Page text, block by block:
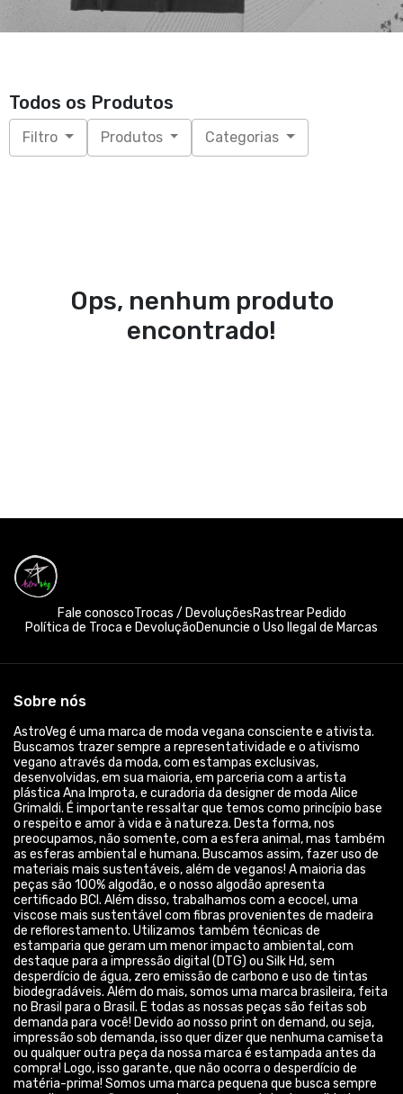
Todos os Produtos
Filtro Produtos Categorias
Ops, nenhum produto
encontrado!
Fale conoscoTrocas / DevoluçõesRastrear Pedido
Política de Troca e DevoluçãoDenuncie o Uso Ilegal de Marcas
Sobre nós
AstroVeg é uma marca de moda vegana consciente e ativista.
Buscamos trazer sempre a representatividade e o ativismo
vegano através da moda, com estampas exclusivas,
desenvolvidas, em sua maioria, em parceria com a artista
plástica Ana Improta, e curadoria da designer de moda Alice
Grimaldi. É importante ressaltar que temos como princípio base
o respeito e amor à vida e à natureza. Desta forma, nos
preocupamos, não somente, com a esfera animal, mas também
as esferas ambiental e humana. Buscamos assim, fazer uso de
materiais mais sustentáveis, além de veganos! A maioria das
peças são 100% algodão, e o nosso algodão apresenta
certificado BCI. Além disso, trabalhamos com a ecocel, uma
viscose mais sustentável com fibras provenientes de madeira
de reflorestamento. Utilizamos também técnicas de
estamparia que geram um menor impacto ambiental, com
destaque para a impressão digital (DTG) ou Silk Hd, sem
desperdício de água, zero emissão de carbono e uso de tintas
biodegradáveis. Além do mais, somos uma marca brasileira, feita
no Brasil para o Brasil. E todas as nossas peças são feitas sob
demanda para você! Devido ao nosso print on demand, ou seja,
impressão sob demanda, isso quer dizer que nenhuma camiseta
ou qualquer outra peça da nossa marca é estampada antes da
compra! Logo, isso garante, que não ocorra o desperdício de
matéria-prima! Somos uma marca pequena que busca sempre